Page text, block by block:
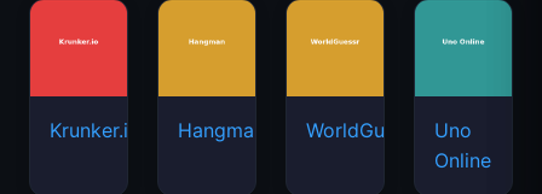
Krunker.io Hangman WorldGuessr
Uno
Online